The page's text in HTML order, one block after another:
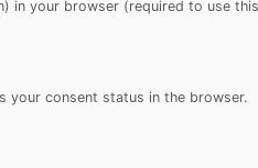
w harmonogramie zajęć
z właściwymi
in your browser (required to use
your consent status in the browser.